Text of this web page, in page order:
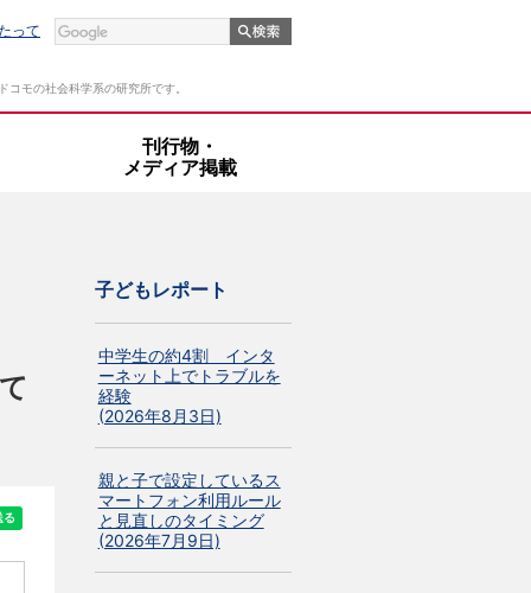
って
モの社会科学系の研究所です。
刊行物・
メディア掲載
子どもレポート
中学生の約4割 インタ
ーネット上でトラブルを
経験
(2026年8月3日)
親と子で設定しているス
マートフォン利用ルール
と見直しのタイミング
(2026年7月9日)